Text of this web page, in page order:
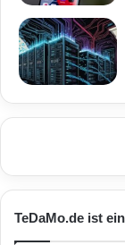
TeDaMo.de ist